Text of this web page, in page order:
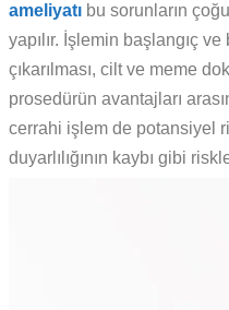
ameliyatı bu sorunların
yapılır. İşlemin başlangıç
çıkarılması, cilt ve meme
prosedürün avantajları
cerrahi işlem de potansiyel
duyarlılığının kaybı gibi